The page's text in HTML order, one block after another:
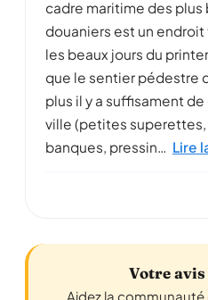
cadre maritime des plus
douaniers est un
les beaux jours du
que le sentier pédestre
plus il y a suffisament
ville (petites superettes,
banques, pressin… Lire
Votre
Aidez la